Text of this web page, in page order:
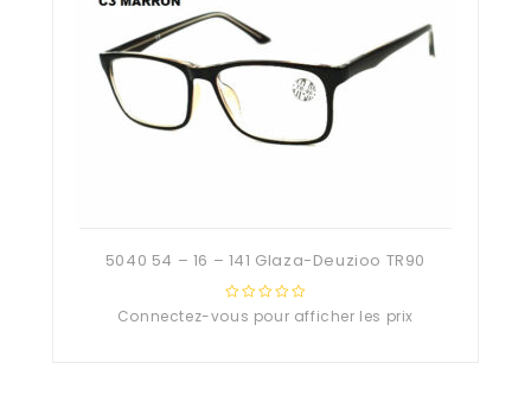
5040 54 – 16 – 141 Glaza-Deuzioo TR90
0
Connectez-vous pour afficher les prix